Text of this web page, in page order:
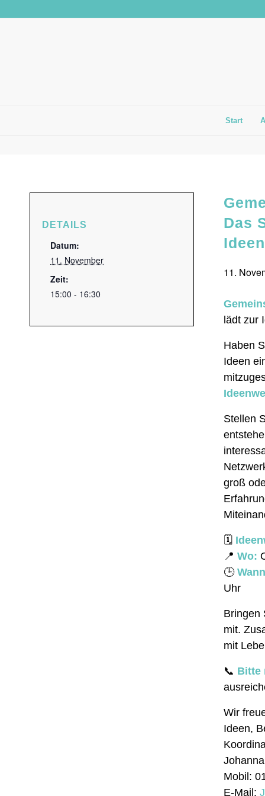
Start
Das
11.
lädt zur
Haben
Ideen
Stellen
groß
🗓
📍Wo:
🕒
Uhr
Bringen
mit.
mit
📞 Bitte
Wir
Ideen,
Mobil:
E-Mail:
DETAILS
Datum:
11. November
Zeit:
15:00 - 16:30